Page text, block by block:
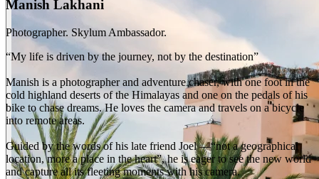
Manish Lakhani
Photographer. Skylum Ambassador.
“My life is driven by the journey, not by the destination”
Manish is a photographer and adventure chaser, with one foot in the
cold highland deserts of the Himalayas and one on the pedals of his
bike to chase dreams. He loves the camera and travels on a bicycle
into remote areas.
Guided by the words of his late friend Joel —“not a geographical
location, more a place in the heart”, he is eager to see the new world
and capture all its fleeting moments with his camera.